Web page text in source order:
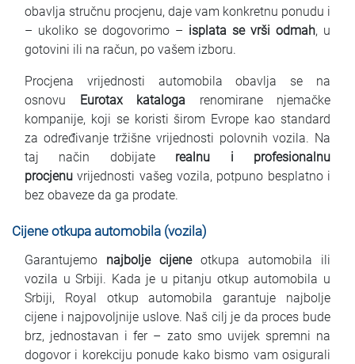
obavlja stručnu procjenu, daje vam konkretnu ponudu i
– ukoliko se dogovorimo – isplata se vrši odmah, u
gotovini ili na račun, po vašem izboru.
Procjena vrijednosti automobila obavlja se na
osnovu
Eurotax kataloga renomirane njemačke
kompanije, koji se koristi širom Evrope kao standard
za određivanje tržišne vrijednosti polovnih vozila. Na
taj način dobijate realnu i profesionalnu
procjenu vrijednosti vašeg vozila, potpuno besplatno i
bez obaveze da ga prodate.
Cijene otkupa automobila (vozila)
Garantujemo najbolje cijeneotkupa automobila ili
vozila u Srbiji. Kada je u pitanju otkup automobila u
Srbiji, Royal otkup automobila garantuje najbolje
cijene i najpovoljnije uslove. Naš cilj je da proces bude
brz, jednostavan i fer – zato smo uvijek spremni na
dogovor i korekciju ponude kako bismo vam osigurali